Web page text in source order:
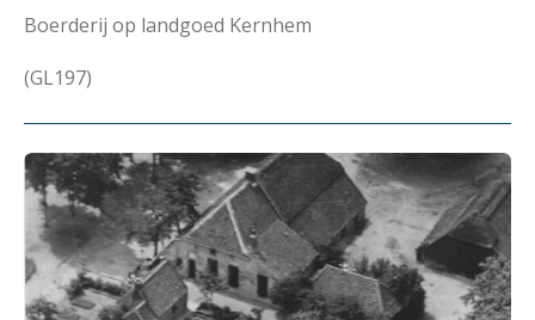
Boerderij op landgoed Kernhem
(GL197)